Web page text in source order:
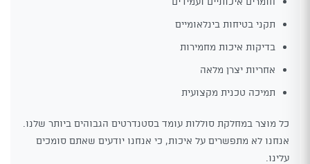
תקני בטיחות בינלאומיים
בדיקות איכות מחמירות
אחריות יצרן מלאה
תמיכה טכנית מקצועית
כל מוצר במחלקת סוללות עומד בסטנדרטים הגבוהים ביותר שלנו.
אנחנו לא מתפשרים על איכות, כי אנחנו יודעים שאתם סומכים
עלינו.